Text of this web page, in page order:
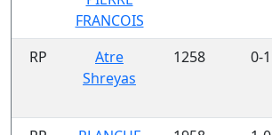
FRANCOIS
RP
Atre
Shreyas
1258 0-1